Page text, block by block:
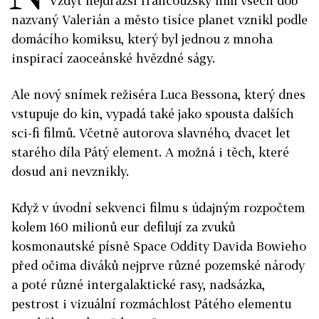
nazvaný Vale­rián a město tisíce planet vznikl podle
domácího komiksu, který byl jednou z mnoha
inspirací zaoceánské hvězdné ságy.
Ale nový snímek režiséra Luca Bessona, který dnes
vstupuje do kin, vypadá také jako spousta dalších
sci-fi filmů. Včetně autorova slavného, dvacet let
starého díla Pátý element. A možná i těch, které
dosud ani nevznikly.
Když v úvodní sekvenci filmu s údajným rozpočtem
kolem 160 milionů eur defilují za zvuků
kosmonautské písně Space Oddity Davida Bowieho
před očima diváků nejprve různé pozemské národy
a poté různé intergalaktické rasy, nadsázka,
pestrost i vizuální rozmáchlost Pátého elementu